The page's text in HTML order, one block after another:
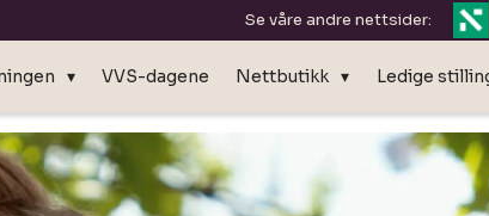
Se våre andre nettsider:
VVS-dagene Nettbutikk Ledige